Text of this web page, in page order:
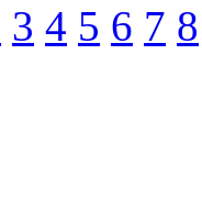
3 4 5 6 7 8